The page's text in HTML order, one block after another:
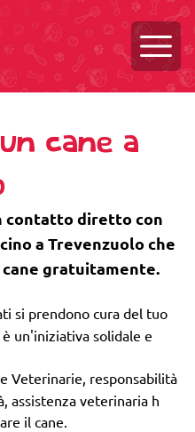
cane a
contatto diretto con
a Trevenzuolo che
gratuitamente.
si prendono cura del tuo
un'iniziativa solidale e
Veterinarie, responsabilità
assistenza veterinaria h
il cane.